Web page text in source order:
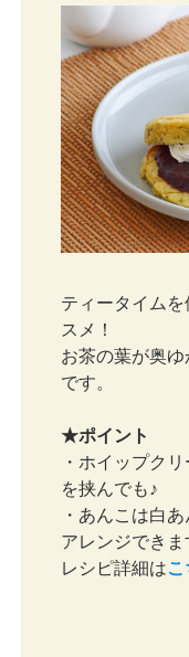
ティータイム
スメ！
お茶の葉が奥
です。
★ポイント
・ホイップク
を挟んでも♪
・あんこは白
アレンジできま
レシピ詳細はこ